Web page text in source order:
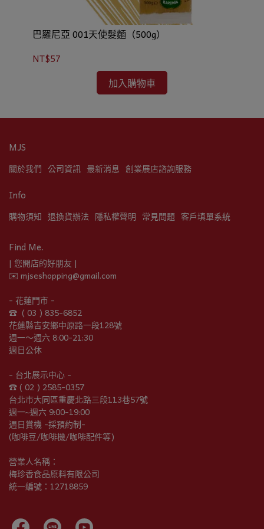
巴羅尼亞 001天使髮麵（500g）
NT$57
加入購物車
MJS
關於我們 公司資訊 最新消息 創業展店諮詢服務
Info
購物須知 退換貨辦法 隱私權聲明 常見問題 客戶填單系統
Find Me.
| 您開店的好朋友 |
✉️ mjseshopping@gmail.com
- 花蓮門市 -
☎︎  ( 03 ) 835-6852
花蓮縣吉安鄉中原路一段128號
週一～週六 8:00-21:30
週日公休
- 台北展示中心 -
☎︎ ( 02 ) 2585-0357
台北市大同區重慶北路三段113巷57號
週一~週六 9:00-19:00
週日賞機 -採預約制-
(咖啡豆/咖啡機/咖啡配件等)
營業人名稱：
梅珍香食品原料有限公司
統一編號：12718859